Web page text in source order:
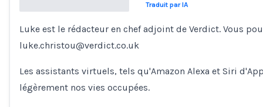
Traduit par IA
Luke est le rédacteur en chef adjoint de Verdict. Vous
luke.christou@verdict.co.uk
Les assistants virtuels, tels qu'Amazon Alexa et Siri
légèrement nos vies occupées.